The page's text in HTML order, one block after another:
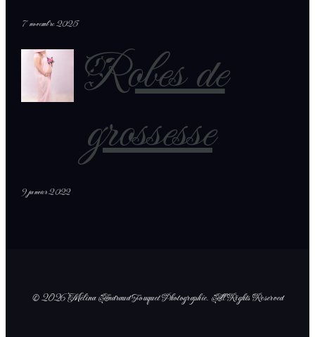
7 novembre 2025
Robes de
grossesse
9 janvier 2022
© 2026 Mélina Andraud Fouquet Photographie. All Rights Reserved